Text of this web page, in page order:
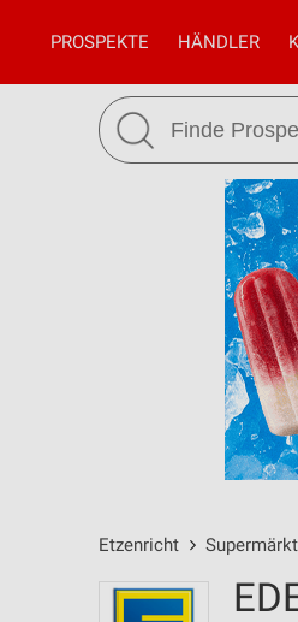
PROSPEKTE HÄNDLER
Etzenricht